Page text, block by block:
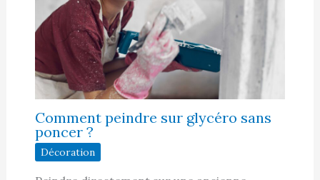
Comment peindre sur glycéro sans
poncer ?
Décoration